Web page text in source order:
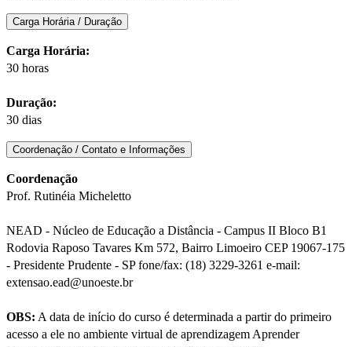
Carga Horária / Duração
Carga Horária:
30 horas
Duração:
30 dias
Coordenação / Contato e Informações
Coordenação
Prof. Rutinéia Micheletto
NEAD - Núcleo de Educação a Distância - Campus II Bloco B1
Rodovia Raposo Tavares Km 572, Bairro Limoeiro CEP 19067-175
- Presidente Prudente - SP fone/fax: (18) 3229-3261 e-mail:
extensao.ead@unoeste.br
OBS: A data de início do curso é determinada a partir do primeiro
acesso a ele no ambiente virtual de aprendizagem Aprender